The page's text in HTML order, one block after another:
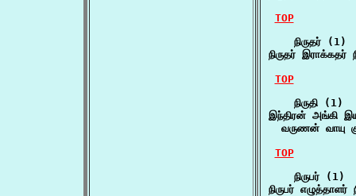
TOP
    நிருதர் (1)
நிருதர்
TOP
    நிருதி (1)
இந்திரன் அங்கி
வருணன் வாயு
TOP
    நிருபர் (1)
நிருபர்